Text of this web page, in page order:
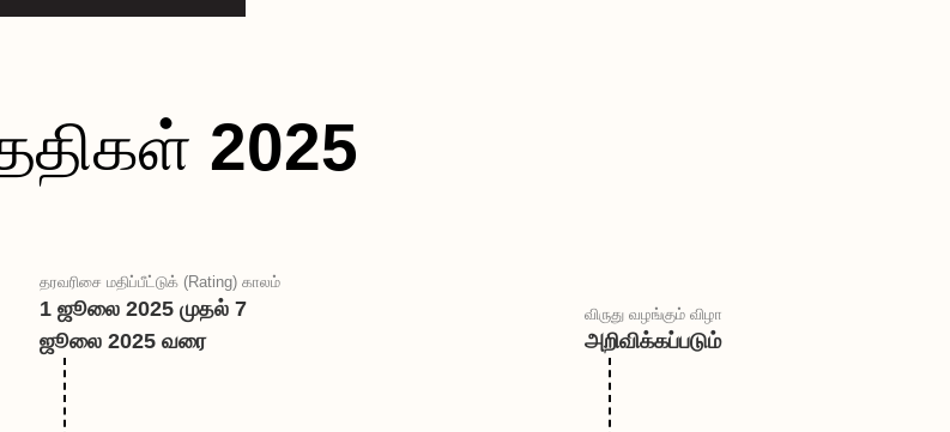
2025
தரவரிசை மதிப்பீட்டுக் (Rating) காலம்
1 ஜூலை 2025 முதல் 7
ஜூலை 2025 வரை
விருது வழங்கும் விழா
அறிவிக்கப்படும்